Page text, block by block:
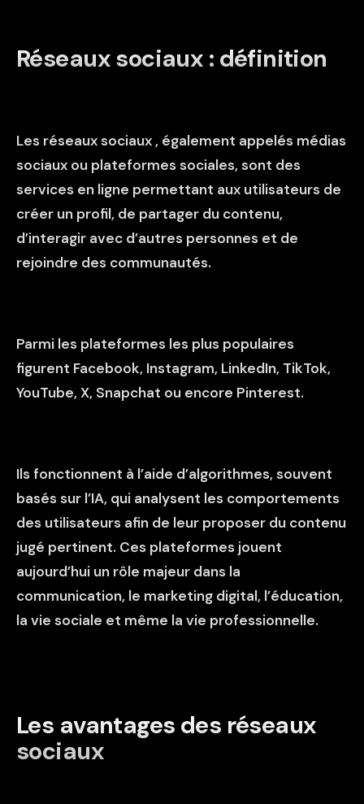
Réseaux sociaux : définition
Les réseaux sociaux , également appelés médias
sociaux ou plateformes sociales, sont des
services en ligne permettant aux utilisateurs de
créer un profil, de partager du contenu,
d’interagir avec d’autres personnes et de
rejoindre des communautés.
Parmi les plateformes les plus populaires
figurent Facebook, Instagram, LinkedIn, TikTok,
YouTube, X, Snapchat ou encore Pinterest.
Ils fonctionnent à l’aide d’algorithmes, souvent
basés sur l’IA, qui analysent les comportements
des utilisateurs afin de leur proposer du contenu
jugé pertinent. Ces plateformes jouent
aujourd’hui un rôle majeur dans la
communication, le marketing digital, l’éducation,
la vie sociale et même la vie professionnelle.
Les avantages des réseaux
sociaux